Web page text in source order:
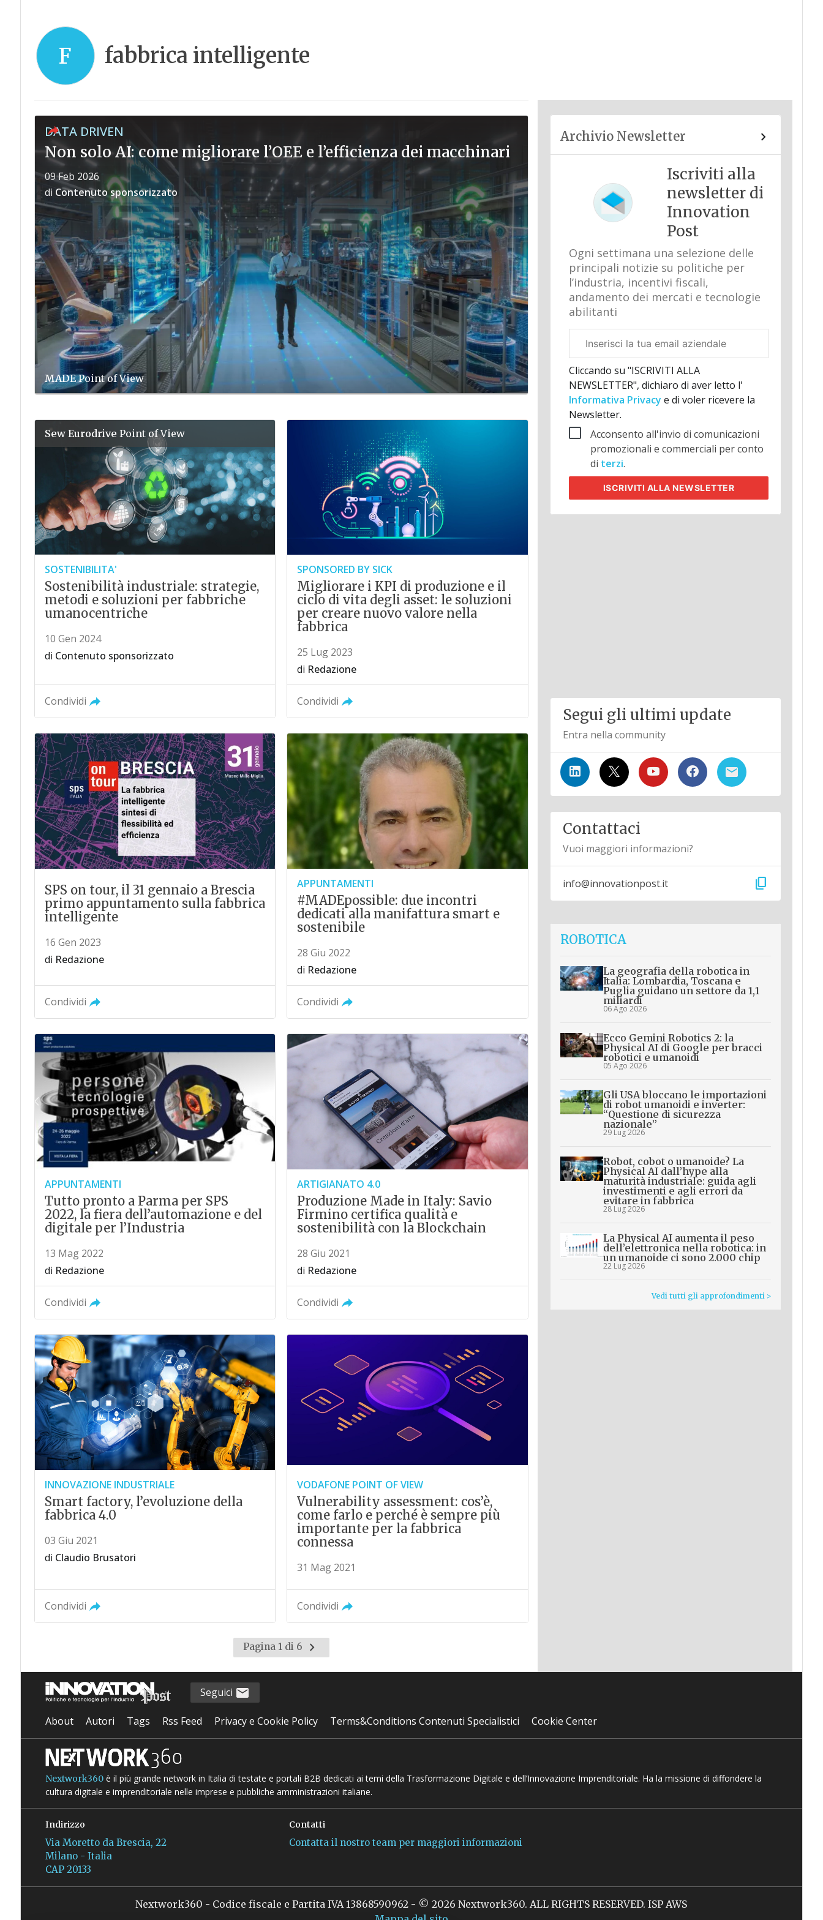
F fabbrica intelligente
DATA DRIVEN
Non solo AI: come migliorare l’OEE e l’efficienza dei macchinari
09 Feb 2026
di Contenuto sponsorizzato
MADEPoint of View
Sew Eurodrive Point of View
SOSTENIBILITA'
Sostenibilità industriale: strategie,
metodi e soluzioni per fabbriche
umanocentriche
10 Gen 2024
di Contenuto sponsorizzato
Condividi
SPONSORED BY SICK
Migliorare i KPI di produzione e il
ciclo di vita degli asset: le soluzioni
per creare nuovo valore nella
fabbrica
25 Lug 2023
di Redazione
Condividi
SPS on tour, il 31 gennaio a Brescia
primo appuntamento sulla fabbrica
intelligente
16 Gen 2023
di Redazione
Condividi
APPUNTAMENTI
#MADEpossible: due incontri
dedicati alla manifattura smart e
sostenibile
28 Giu 2022
di Redazione
Condividi
APPUNTAMENTI
Tutto pronto a Parma per SPS
2022, la fiera dell’automazione e del
digitale per l’Industria
13 Mag 2022
di Redazione
Condividi
ARTIGIANATO 4.0
Produzione Made in Italy: Savio
Firmino certifica qualità e
sostenibilità con la Blockchain
28 Giu 2021
di Redazione
Condividi
INNOVAZIONE INDUSTRIALE
Smart factory, l’evoluzione della
fabbrica 4.0
03 Giu 2021
di Claudio Brusatori
Condividi
VODAFONE POINT OF VIEW
Vulnerability assessment: cos’è,
come farlo e perché è sempre più
importante per la fabbrica
connessa
31 Mag 2021
Condividi
Pagina 1 di 6
Pagina
successiva
Archivio Newsletter
Iscriviti alla
newsletter di
Innovation
Post
Ogni settimana una selezione delle
principali notizie su politiche per
l’industria, incentivi fiscali,
andamento dei mercati e tecnologie
abilitanti
aziendale
Cliccando su "ISCRIVITI ALLA
NEWSLETTER", dichiaro di aver letto l'
Informativa Privacy e di voler ricevere la
Newsletter.
Acconsento all'invio di comunicazioni
promozionali e commerciali per conto
di terzi.
ISCRIVITI ALLA NEWSLETTER
Segui gli ultimi update
Entra nella community
Contattaci
Vuoi maggiori informazioni?
info@innovationpost.it content_copy
ROBOTICA
La geografia della robotica in
Italia: Lombardia, Toscana e
Puglia guidano un settore da 1,1
miliardi
06 Ago 2026
Ecco Gemini Robotics 2: la
Physical AI di Google per bracci
robotici e umanoidi
05 Ago 2026
Gli USA bloccano le importazioni
di robot umanoidi e inverter:
“Questione di sicurezza
nazionale”
29 Lug 2026
Robot, cobot o umanoide? La
Physical AI dall’hype alla
maturità industriale: guida agli
investimenti e agli errori da
evitare in fabbrica
28 Lug 2026
La Physical AI aumenta il peso
dell’elettronica nella robotica: in
un umanoide ci sono 2.000 chip
22 Lug 2026
Vedi tutti gli approfondimenti >
Seguici
About Autori Tags Rss Feed Privacy e Cookie Policy Terms&Conditions Contenuti Specialistici Cookie Center
Nextwork360è il più grande network in Italia di testate e portali B2B dedicati ai temi della Trasformazione Digitale e dell’Innovazione Imprenditoriale. Ha la missione di diffondere la
cultura digitale e imprenditoriale nelle imprese e pubbliche amministrazioni italiane.
Indirizzo
Via Moretto da Brescia, 22
Milano - Italia
CAP 20133
Contatti
Contatta il nostro team per maggiori informazioni
Nextwork360 - Codice fiscale e Partita IVA 13868590962 - © 2026 Nextwork360. ALL RIGHTS RESERVED. ISP AWS